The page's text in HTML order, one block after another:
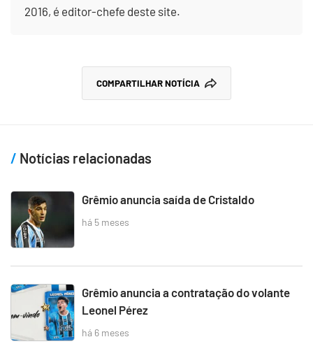
2016, é editor-chefe deste site.
COMPARTILHAR NOTÍCIA
Notícias relacionadas
Grêmio anuncia saída de Cristaldo
há 5 meses
Grêmio anuncia a contratação do volante
Leonel Pérez
há 6 meses